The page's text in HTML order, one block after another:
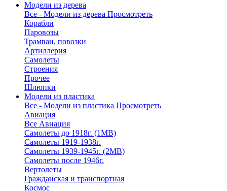
Модели из дерева
Все - Модели из дерева Просмотреть
Корабли
Паровозы
Трамваи, повозки
Артиллерия
Самолеты
Строения
Прочее
Шлюпки
Модели из пластика
Все - Модели из пластика Просмотреть
Авиация
Все Авиация
Самолеты до 1918г. (1МВ)
Самолеты 1919-1938г.
Самолеты 1939-1945г. (2МВ)
Самолеты после 1946г.
Вертолеты
Гражданская и транспортная
Космос